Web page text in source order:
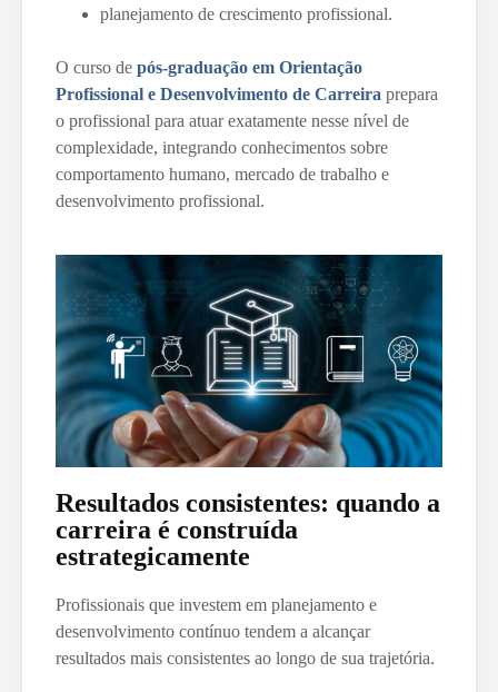
planejamento de crescimento profissional.
O curso de pós-graduação em Orientação
Profissional e Desenvolvimento de Carreira prepara
o profissional para atuar exatamente nesse nível de
complexidade, integrando conhecimentos sobre
comportamento humano, mercado de trabalho e
desenvolvimento profissional.
Resultados consistentes: quando a
carreira é construída
estrategicamente
Profissionais que investem em planejamento e
desenvolvimento contínuo tendem a alcançar
resultados mais consistentes ao longo de sua trajetória.